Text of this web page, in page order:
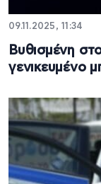
09.11.2025, 11:34
Βυθισμένη
γενικευμένο